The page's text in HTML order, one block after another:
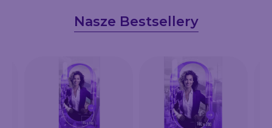
Nasze Bestsellery